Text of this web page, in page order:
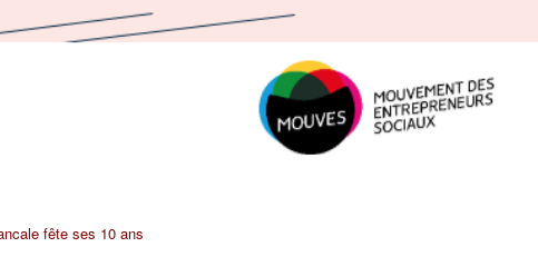
fête ses 10 ans